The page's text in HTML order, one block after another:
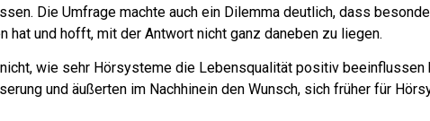
Die Umfrage machte auch ein Dilemma deutlich, dass
hat und hofft, mit der Antwort nicht ganz daneben zu liegen.
wie sehr Hörsysteme die Lebensqualität positiv beeinflussen
und äußerten im Nachhinein den Wunsch, sich früher für